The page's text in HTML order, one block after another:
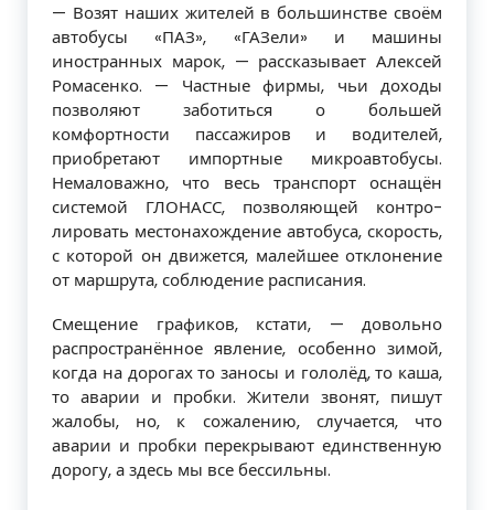
— Возят наших жителей в большинстве своём
автобусы «ПАЗ», «ГАЗели» и маши­ны
иностранных марок, — рассказывает Алексей
Ромасенко. — Частные фирмы, чьи доходы
позволяют заботиться о большей
комфортности пассажиров и водителей,
приобретают импортные микроавтобусы.
Немаловажно, что весь транспорт оснащён
системой ГЛОНАСС, позволяющей контро­
лировать местонахождение автобуса, ско­рость,
с которой он движется, малейшее отклонение
от маршрута, соблюдение рас­писания.
Смещение графиков, кстати, — доволь­но
распространённое явление, особенно зимой,
когда на дорогах то заносы и голо­лёд, то каша,
то аварии и пробки. Жители звонят, пишут
жалобы, но, к сожалению, случается, что
аварии и пробки перекры­вают единственную
дорогу, а здесь мы все бессильны.